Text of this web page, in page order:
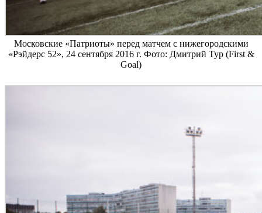
Московские «Патриоты» перед матчем с нижегородскими
«Рэйдерс 52», 24 сентября 2016 г. Фото: Дмитрий Тур (First &
Goal)